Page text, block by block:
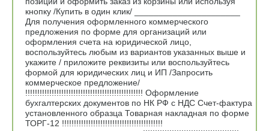
кнопку /Купить в один клик/ ______________________
Для получения оформленного коммерческого
предложения по форме для организаций или
оформления счета на юридической лицо,
воспользуйтесь любым из вариантов указанных выше и
укажите / приложите реквизиты или воспользуйтесь
формой для юридических лиц и ИП /Запросить
коммерческое предложение/
!!!!!!!!!!!!!!!!!!!!!!!!!!!!!!!!!!!!!!!!!!!!!!!!! Оформление
бухгалтерских документов по НК РФ с НДС Счет-фактура
установленного образца Товарная накладная по форме
ТОРГ-12 !!!!!!!!!!!!!!!!!!!!!!!!!!!!!!!!!!!!!!!!!!